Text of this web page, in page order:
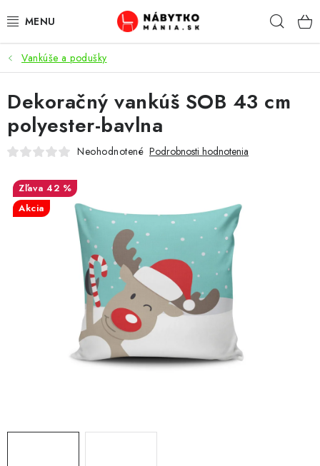
na
VÝPREDAJ
NOVINKY
OBÝVACIA IZBA
SPÁĽŇA
PRACOVŇA / KANCELÁRIA
DETSKÉ A ŠTUDENTSKÉ
ZÁHRADA
Vankúše a podušky
Dekoračný vankúš SOB 43 cm
polyester-bavlna
Neohodnotené Podrobnosti hodnotenia
42 %
Akcia